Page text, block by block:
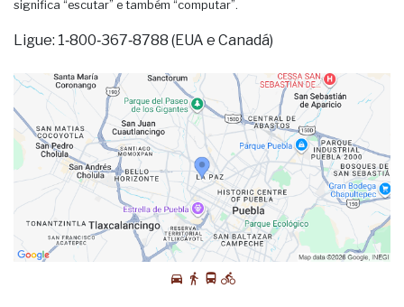
significa “escutar” e também “computar”.
Ligue: 1‑800‑367‑8788 (EUA e Canadá)